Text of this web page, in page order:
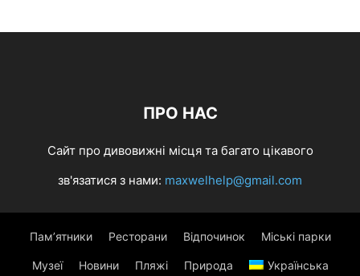
ПРО НАС
Сайт про дивовижні місця та багато цікавого
зв'язатися з нами: maxwelhelp@gmail.com
Пам’ятники Ресторани Відпочинок Міські парки
Музеї Новини Пляжі Природа Українська